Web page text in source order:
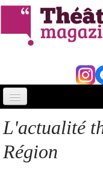
Avignon 2026
L'actualité
Région